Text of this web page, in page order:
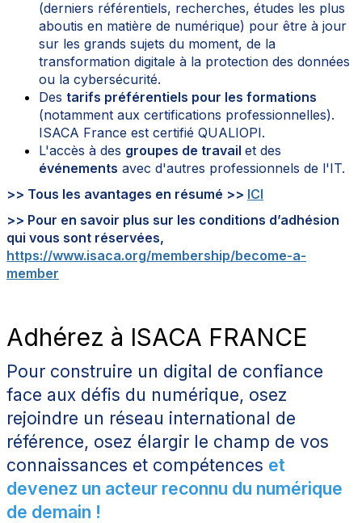
(derniers référentiels, recherches, études les plus
aboutis en matière de numérique) pour être à jour
sur les grands sujets du moment, de la
transformation digitale à la protection des données
ou la cybersécurité.
Des tarifs préférentiels pour les formations
(notamment aux certifications professionnelles).
ISACA France est certifié QUALIOPI.
L'accès à des groupes de travail et des
événements avec d'autres professionnels de l'IT.
>> Tous les avantages en résumé >> ICI
>> Pour en savoir plus sur les conditions d’adhésion
qui vous sont réservées,
https://www.isaca.org/membership/become-a-
member
Adhérez à ISACA FRANCE
Pour construire un digital de confiance
face aux défis du numérique, osez
rejoindre un réseau international de
référence, osez élargir le champ de vos
connaissances et compétences et
devenez un acteur reconnu du numérique
de demain !